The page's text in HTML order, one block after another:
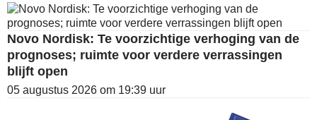
Novo Nordisk: Te voorzichtige verhoging van de
prognoses; ruimte voor verdere verrassingen
blijft open
05 augustus 2026 om 19:39 uur